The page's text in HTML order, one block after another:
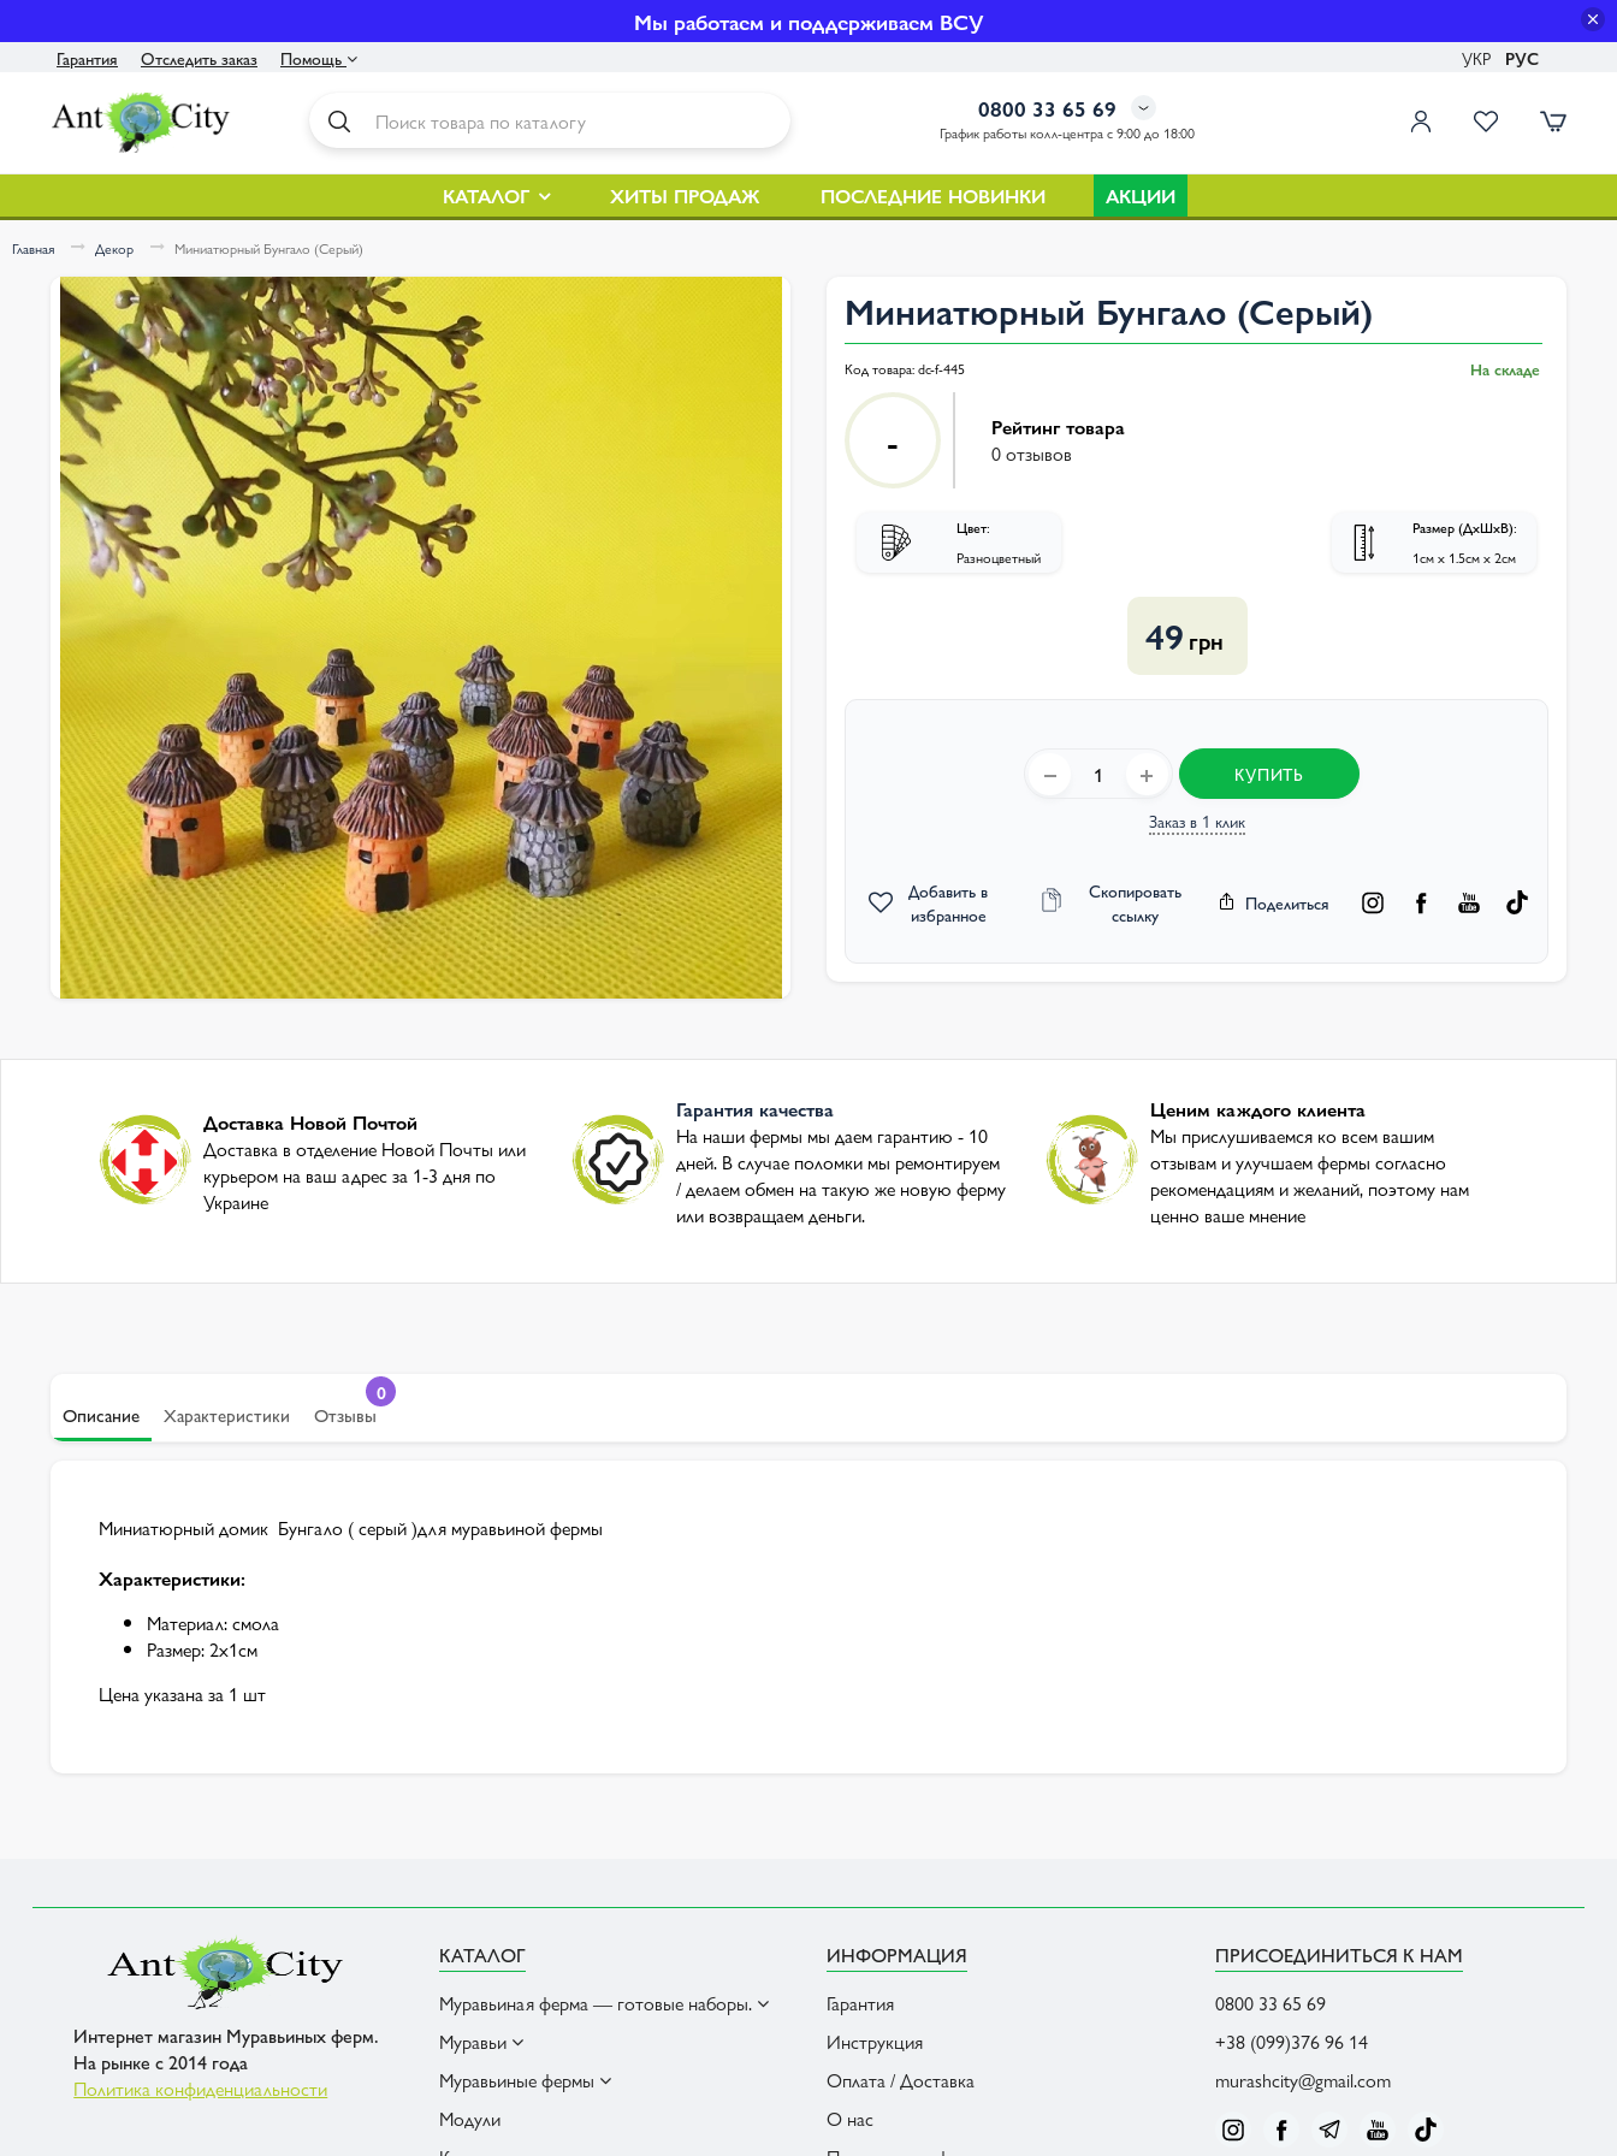
Мы работаем и поддерживаем ВСУ
Гарантия Отследить заказ Помощь
Контакты
Инструкция
О нас
Политика конфиденциальности
УКР РУС
0800 33 65 69
График работы колл-центра с 9:00 до 18:00
КАТАЛОГ ХИТЫ ПРОДАЖ ПОСЛЕДНИЕ НОВИНКИ АКЦИИ
Главная Декор Миниатюрный Бунгало (Серый)
Миниатюрный Бунгало (Серый)
Код товара:dc-f-445 На складе
-
Рейтинг товара
0 отзывов
Цвет:
Разноцветный
Размер (ДхШхВ):
1см х 1.5см х 2см
49 грн
КУПИТЬ
Заказ в 1 клик
Добавить в
избранное
Скопировать
ссылку
Поделиться
Доставка Новой Почтой
Доставка в отделение Новой Почты или
курьером на ваш адрес за 1-3 дня по
Украине
Гарантия качества
На наши фермы мы даем гарантию - 10
дней. В случае поломки мы ремонтируем
/ делаем обмен на такую же новую ферму
или возвращаем деньги.
Ценим каждого клиента
Мы прислушиваемся ко всем вашим
отзывам и улучшаем фермы согласно
рекомендациям и желаний, поэтому нам
ценно ваше мнение
Описание Характеристики Отзывы
0
Миниатюрный домик Бунгало ( серый )для муравьиной фермы
Характеристики:
Материал: смола
Размер: 2х1см
Цена указана за 1 шт
Интернет магазин Муравьиных ферм.
На рынке с 2014 года
Политика конфиденциальности
КАТАЛОГ
Муравьиная ферма — готовые наборы.
Муравьи
Муравьиные фермы
Модули
ИНФОРМАЦИЯ
Гарантия
Инструкция
Оплата / Доставка
О нас
ПРИСОЕДИНИТЬСЯ К НАМ
0800 33 65 69
+38 (099)376 96 14
murashcity@gmail.com